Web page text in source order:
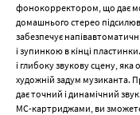
фонокорректором, що дає
домашнього стерео
забезпечує
і зупинкою в кінці
і глибоку звукову сцену,
художній задум музиканта.
дає точний і динамічний
MC-картриджами, ви